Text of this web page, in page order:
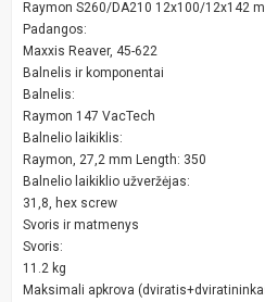
Raymon S260/DA210 12x100/12x142
Padangos:
Maxxis Reaver, 45-622
Balnelis ir komponentai
Balnelis:
Raymon 147 VacTech
Balnelio laikiklis:
Raymon, 27,2 mm Length: 350
Balnelio laikiklio užveržėjas:
31,8, hex screw
Svoris ir matmenys
Svoris:
11.2 kg
Maksimali apkrova